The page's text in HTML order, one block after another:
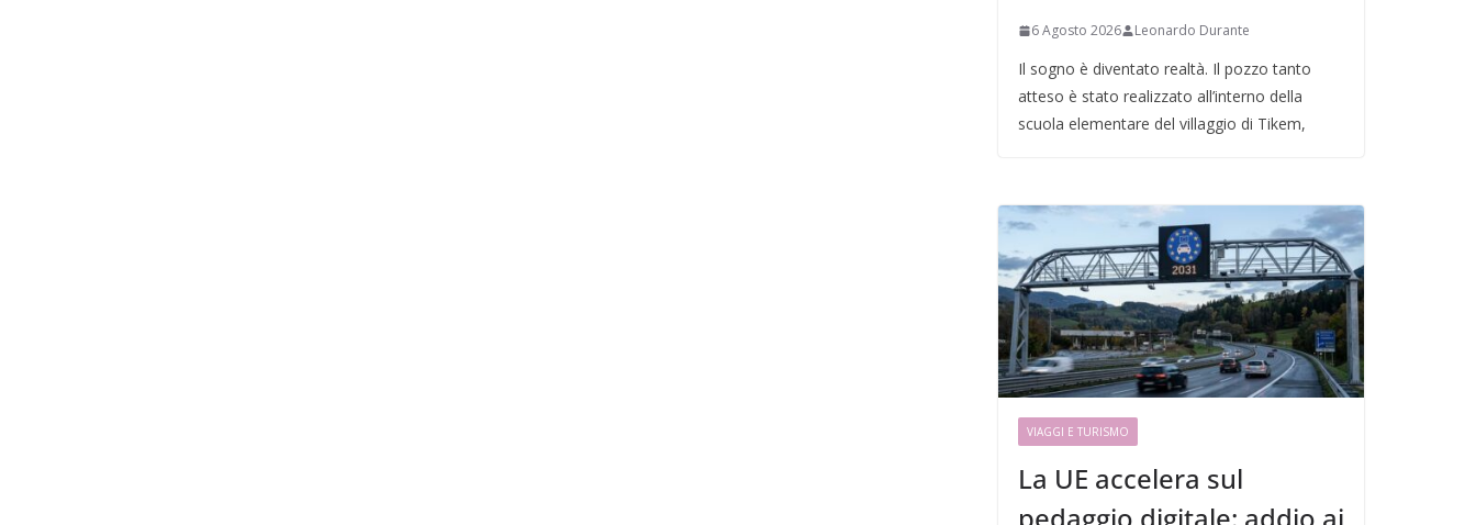
6 Agosto 2026 Leonardo Durante
Il sogno è diventato realtà. Il pozzo tanto
atteso è stato realizzato all’interno della
scuola elementare del villaggio di Tikem,
VIAGGI E TURISMO
La UE accelera sul